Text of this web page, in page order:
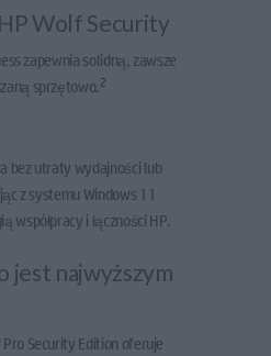
Wolf Security
zapewnia solidną, zawsze
sprzętowo.2
bez utraty wydajności lub
z systemu Windows 11
współpracy i łączności HP.
jest najwyższym
Security Edition oferuje